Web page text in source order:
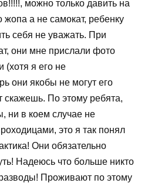
можно только давить на
жопа а не самокат, ребенку
себя не уважать. При
они мне прислали фото
(хотя я его не
они якобы не могут его
скажешь. По этому ребята,
ни в коем случае не
это я так понял
Они обязательно
Надеюсь что больше никто
Проживают по этому